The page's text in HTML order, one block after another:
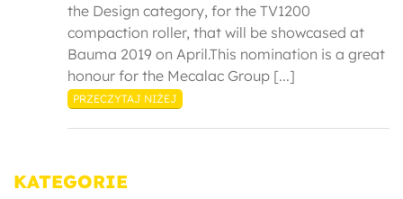
the Design category, for the TV1200
compaction roller, that will be showcased at
Bauma 2019 on April.This nomination is a great
honour for the Mecalac Group [...]
PRZECZYTAJ NIŻEJ
KATEGORIE